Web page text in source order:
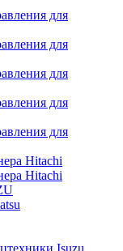
для
для
для
для
для
Hitachi
Hitachi
Isuzu